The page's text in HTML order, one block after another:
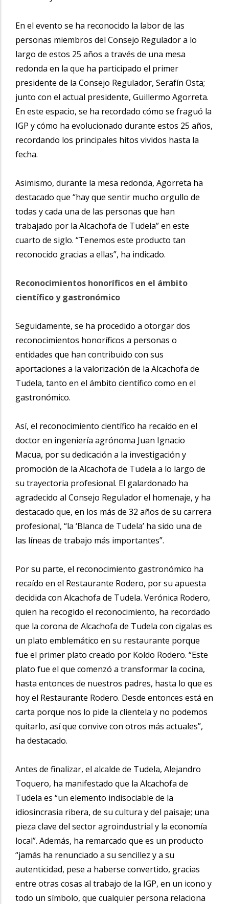
En el evento se ha reconocido la labor de las
personas miembros del Consejo Regulador a lo
largo de estos 25 años a través de una mesa
redonda en la que ha participado el primer
presidente de la Consejo Regulador, Serafín Osta;
junto con el actual presidente, Guillermo Agorreta.
En este espacio, se ha recordado cómo se fraguó la
IGP y cómo ha evolucionado durante estos 25 años,
recordando los principales hitos vividos hasta la
fecha.
Asimismo, durante la mesa redonda, Agorreta ha
destacado que “hay que sentir mucho orgullo de
todas y cada una de las personas que han
trabajado por la Alcachofa de Tudela” en este
cuarto de siglo. “Tenemos este producto tan
reconocido gracias a ellas”, ha indicado.
Reconocimientos honoríficos en el ámbito
científico y gastronómico
Seguidamente, se ha procedido a otorgar dos
reconocimientos honoríficos a personas o
entidades que han contribuido con sus
aportaciones a la valorización de la Alcachofa de
Tudela, tanto en el ámbito científico como en el
gastronómico.
Así, el reconocimiento científico ha recaído en el
doctor en ingeniería agrónoma Juan Ignacio
Macua, por su dedicación a la investigación y
promoción de la Alcachofa de Tudela a lo largo de
su trayectoria profesional. El galardonado ha
agradecido al Consejo Regulador el homenaje, y ha
destacado que, en los más de 32 años de su carrera
profesional, “la ‘Blanca de Tudela’ ha sido una de
las líneas de trabajo más importantes”.
Por su parte, el reconocimiento gastronómico ha
recaído en el Restaurante Rodero, por su apuesta
decidida con Alcachofa de Tudela. Verónica Rodero,
quien ha recogido el reconocimiento, ha recordado
que la corona de Alcachofa de Tudela con cigalas es
un plato emblemático en su restaurante porque
fue el primer plato creado por Koldo Rodero. “Este
plato fue el que comenzó a transformar la cocina,
hasta entonces de nuestros padres, hasta lo que es
hoy el Restaurante Rodero. Desde entonces está en
carta porque nos lo pide la clientela y no podemos
quitarlo, así que convive con otros más actuales”,
ha destacado.
Antes de finalizar, el alcalde de Tudela, Alejandro
Toquero, ha manifestado que la Alcachofa de
Tudela es “un elemento indisociable de la
idiosincrasia ribera, de su cultura y del paisaje; una
pieza clave del sector agroindustrial y la economía
local”. Además, ha remarcado que es un producto
“jamás ha renunciado a su sencillez y a su
autenticidad, pese a haberse convertido, gracias
entre otras cosas al trabajo de la IGP, en un icono y
todo un símbolo, que cualquier persona relaciona